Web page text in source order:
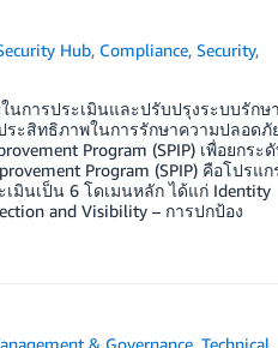
Hub, Compliance,Security,
การประเมินและปรับปรุงระบบรักษา
ระสิทธิภาพในการรักษาความปลอดภั
Program (SPIP) เพื่อยกระ
Program (SPIP) คือโปรแก
มินเป็น 6 โดเมนหลัก ได้แก่ Identity
and Visibility – การปกป้อง
& Governance,Technical